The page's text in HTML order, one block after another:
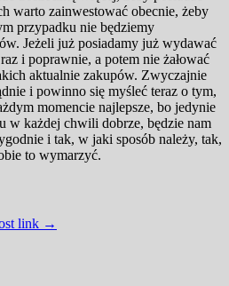
warto zainwestować obecnie, żeby
przypadku nie będziemy
Jeżeli już posiadamy już wydawać
i poprawnie, a potem nie żałować
aktualnie zakupów. Zwyczajnie
i powinno się myśleć teraz o tym,
momencie najlepsze, bo jedynie
w każdej chwili dobrze, będzie nam
i tak, w jaki sposób należy, tak,
to wymarzyć.
link →